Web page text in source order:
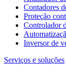
Contadores
Proteção
Controlador
Inversor de
Serviços e soluções